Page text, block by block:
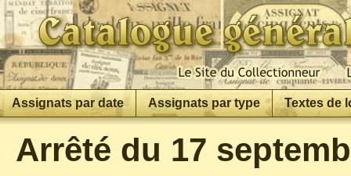
Assignats par date Assignats par type Textes de
Arrêté du 17